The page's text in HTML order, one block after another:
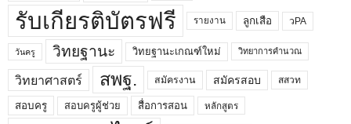
รับเกียรติบัตรฟรี รายงาน ลูกเสือ วPA
วันครู วิทยฐานะ วิทยฐานะเกณฑ์ใหม่ วิทยาการคำนวณ
วิทยาศาสตร์ สพฐ. สมัครงาน สมัครสอบ สสวท
สอบครู สอบครูผู้ช่วย สื่อการสอน หลักสูตร